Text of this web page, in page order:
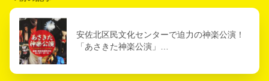
安佐北区民文化センターで迫力の神楽公演！
「あさきた神楽公演」…